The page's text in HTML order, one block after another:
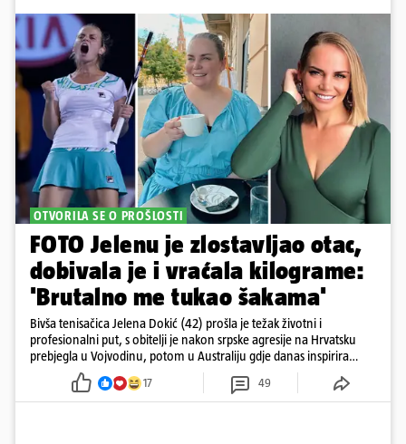
OTVORILA SE O PROŠLOSTI
FOTO Jelenu je zlostavljao otac,
dobivala je i vraćala kilograme:
'Brutalno me tukao šakama'
Bivša tenisačica Jelena Dokić (42) prošla je težak životni i
profesionalni put, s obitelji je nakon srpske agresije na Hrvatsku
prebjegla u Vojvodinu, potom u Australiju gdje danas inspirira
17 49